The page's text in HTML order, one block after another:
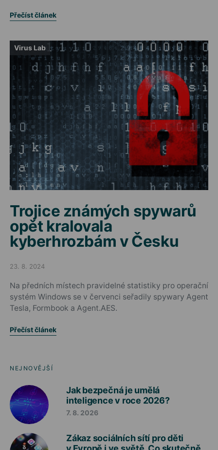
Přečíst článek
Virus Lab
Trojice známých spywarů
opět kralovala
kyberhrozbám v Česku
Posted on
23. 8. 2024
Na předních místech pravidelné statistiky pro operační
systém Windows se v červenci seřadily spywary Agent
Tesla, Formbook a Agent.AES.
Přečíst článek
NEJNOVĚJŠÍ
Jak bezpečná je umělá
inteligence v roce 2026?
7. 8. 2026
Zákaz sociálních sítí pro děti